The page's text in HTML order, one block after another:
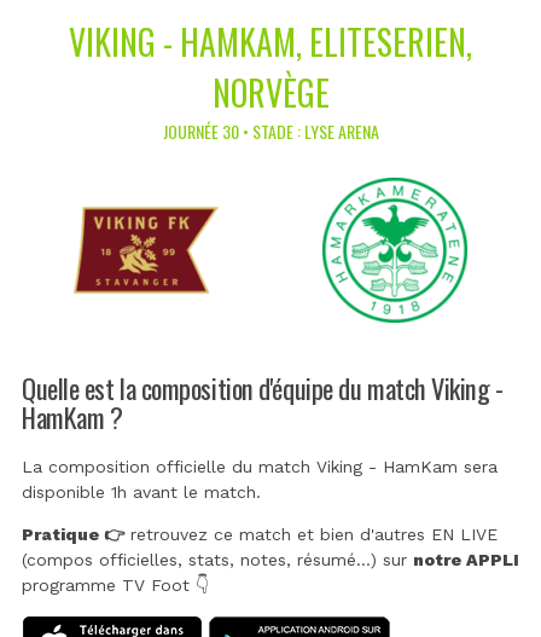
VIKING - HAMKAM, ELITESERIEN,
NORVÈGE
JOURNÉE 30 • STADE : LYSE ARENA
Quelle est la composition d'équipe du match Viking -
HamKam ?
La composition officielle du match Viking - HamKam sera
disponible 1h avant le match.
Pratique 👉retrouvez ce match et bien d'autres EN LIVE
(compos officielles, stats, notes, résumé...) sur notre APPLI
programme TV Foot 👇